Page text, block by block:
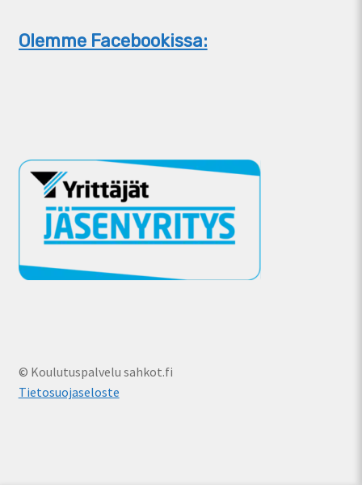
Olemme Facebookissa:
© Koulutuspalvelu sahkot.fi
Tietosuojaseloste